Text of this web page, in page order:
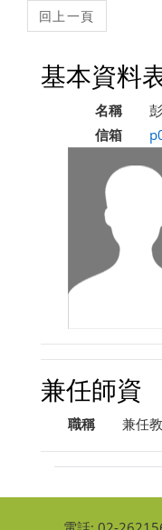
基本資料
名稱
信箱
兼任師資
職稱 兼任